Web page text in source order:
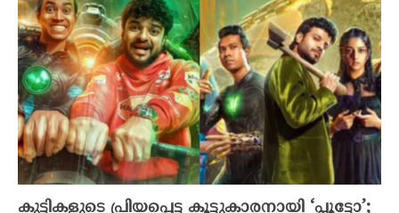
കുട്ടികളുടെ പ്രിയപ്പെട്ട കൂട്ടുകാരനായി ‘പ്ലൂട്ടോ’;